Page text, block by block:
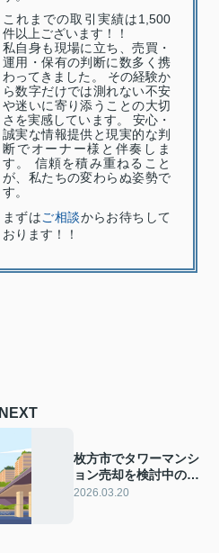
これまでの取引実績は1,500
件以上ございます！！
私自身も現場に立ち、売買・
運用・保有の判断に数多く携
わってきました。 その経験か
ら数字だけでは測れない不安
や迷いに寄り添うことの大切
さを実感しています。 安心・
誠実な情報提供と現実的な判
断でオーナー様と伴奏しま
す。 信頼を積み重ねること
が、私たちの変わらぬ姿勢で
す。
まずはご相談からお待ちして
おります！！
NEXT
枚方市でタワーマンシ
ョン売却を検討中の方
必見！高値で売るため
2026.03.20